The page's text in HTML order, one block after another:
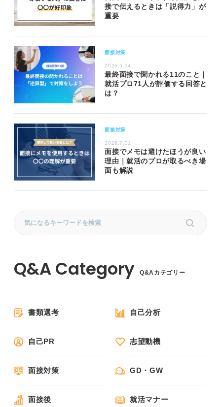
接で伝えるときは「説得力」が
重要
面接対策
2026.5.14
最終面接で聞かれる11のこと｜
就活プロ71人が評価する回答と
は？
面接対策
2026.7.31
面接でメモは避けたほうが良い
理由｜就活のプロが取るべき場
面も解説
Q&Aカテゴリー
書類選考 自己分析
自己PR 志望動機
面接対策 GD・GW
面接後 就活マナー